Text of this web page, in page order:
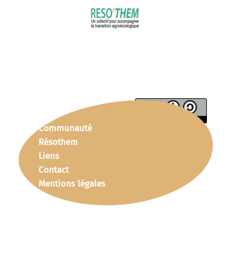
Communauté
Résothem
Liens
Contact
Mentions légales